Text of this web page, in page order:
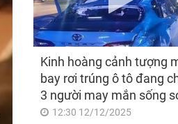
Kinh hoàng cảnh tượng
bay rơi trúng ô tô đang
3 người may mắn sống
12:30 12/12/2025